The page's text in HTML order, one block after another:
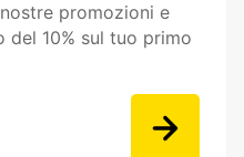
promozioni e
del 10% sul tuo primo